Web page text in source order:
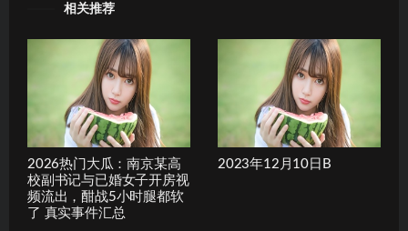
相关推荐
2026热门大瓜：南京某高
校副书记与已婚女子开房视
频流出，酣战5小时腿都软
了 真实事件汇总
2023年12月10日B